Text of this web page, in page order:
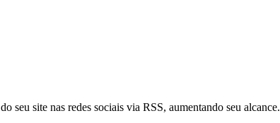
seu site nas redes sociais via RSS, aumentando seu alcance.